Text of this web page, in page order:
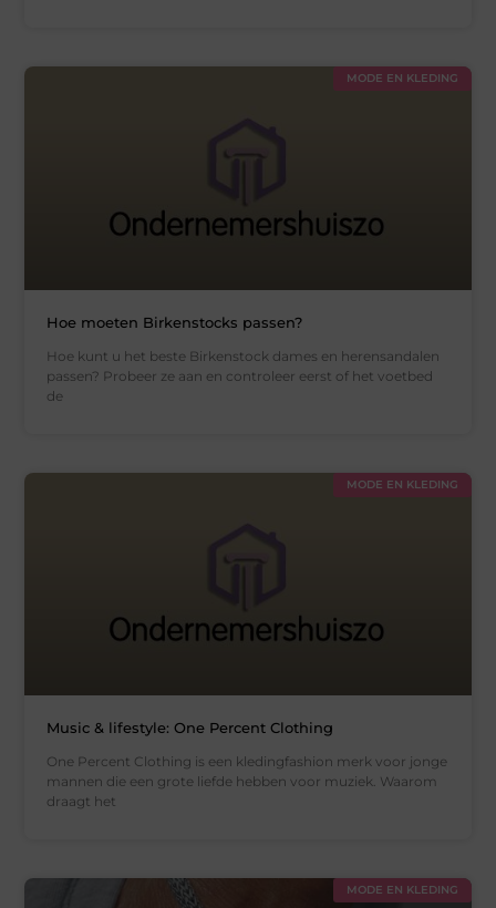
MODE EN KLEDING
Hoe moeten Birkenstocks passen?
Hoe kunt u het beste Birkenstock dames en herensandalen
passen? Probeer ze aan en controleer eerst of het voetbed
de
MODE EN KLEDING
Music & lifestyle: One Percent Clothing
One Percent Clothing is een kledingfashion merk voor jonge
mannen die een grote liefde hebben voor muziek. Waarom
draagt het
MODE EN KLEDING